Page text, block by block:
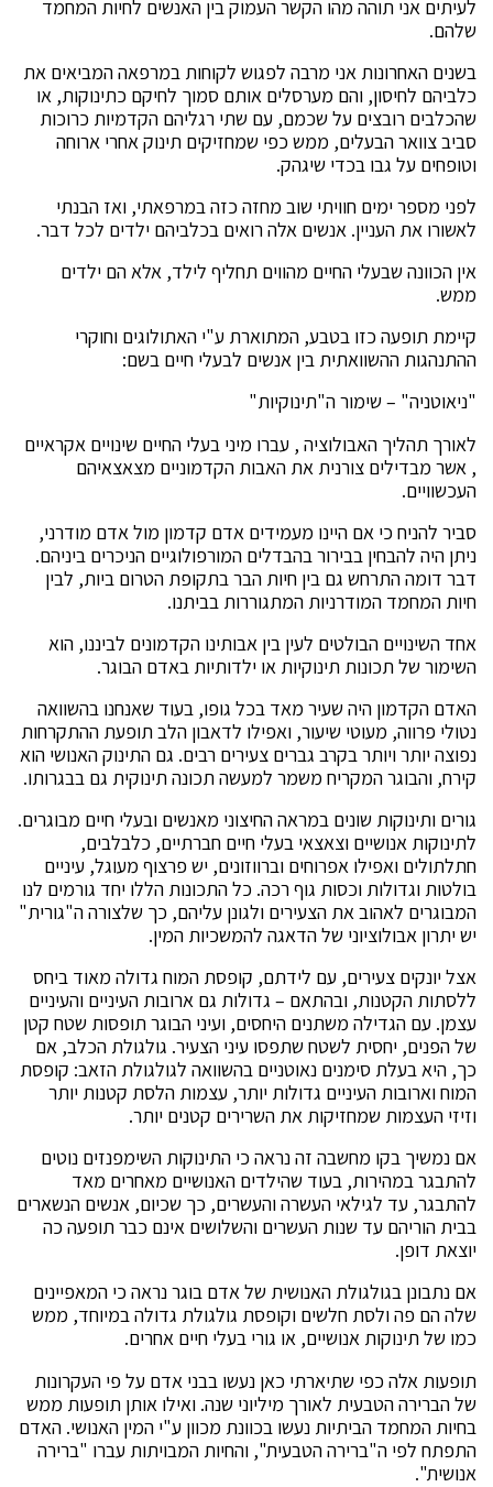
לעיתים אני תוהה מהו הקשר העמוק בין האנשים לחיות המחמד
שלהם.
בשנים האחרונות אני מרבה לפגוש לקוחות במרפאה המביאים את
כלביהם לחיסון, והם מערסלים אותם סמוך לחיקם כתינוקות, או
שהכלבים רובצים על שכמם, עם שתי רגליהם הקדמיות כרוכות
סביב צוואר הבעלים, ממש כפי שמחזיקים תינוק אחרי ארוחה
וטופחים על גבו בכדי שיגהק.
לפני מספר ימים חוויתי שוב מחזה כזה במרפאתי, ואז הבנתי
לאשורו את העניין. אנשים אלה רואים בכלביהם ילדים לכל דבר.
אין הכוונה שבעלי החיים מהווים תחליף לילד, אלא הם ילדים
ממש.
קיימת תופעה כזו בטבע, המתוארת ע"י האתולוגים וחוקרי
ההתנהגות ההשוואתית בין אנשים לבעלי חיים בשם:
"ניאוטניה" – שימור ה"תינוקיות"
לאורך תהליך האבולוציה , עברו מיני בעלי החיים שינויים אקראיים
, אשר מבדילים צורנית את האבות הקדמוניים מצאצאיהם
העכשוויים.
סביר להניח כי אם היינו מעמידים אדם קדמון מול אדם מודרני,
ניתן היה להבחין בבירור בהבדלים המורפולוגיים הניכרים ביניהם.
דבר דומה התרחש גם בין חיות הבר בתקופת הטרום ביות, לבין
חיות המחמד המודרניות המתגוררות בביתנו.
אחד השינויים הבולטים לעין בין אבותינו הקדמונים לביננו, הוא
השימור של תכונות תינוקיות או ילדותיות באדם הבוגר.
האדם הקדמון היה שעיר מאד בכל גופו, בעוד שאנחנו בהשוואה
נטולי פרווה, מעוטי שיעור, ואפילו לדאבון הלב תופעת ההתקרחות
נפוצה יותר ויותר בקרב גברים צעירים רבים. גם התינוק האנושי הוא
קירח, והבוגר המקריח משמר למעשה תכונה תינוקית גם בבגרותו.
גורים ותינוקות שונים במראה החיצוני מאנשים ובעלי חיים מבוגרים.
לתינוקות אנושיים וצאצאי בעלי חיים חברתיים, כלבלבים,
חתלתולים ואפילו אפרוחים וברווזונים, יש פרצוף מעוגל, עיניים
בולטות וגדולות וכסות גוף רכה. כל התכונות הללו יחד גורמים לנו
המבוגרים לאהוב את הצעירים ולגונן עליהם, כך שלצורה ה"גורית"
יש יתרון אבולוציוני של הדאגה להמשכיות המין.
אצל יונקים צעירים, עם לידתם, קופסת המוח גדולה מאוד ביחס
ללסתות הקטנות, ובהתאם – גדולות גם ארובות העיניים והעיניים
עצמן. עם הגדילה משתנים היחסים, ועיני הבוגר תופסות שטח קטן
של הפנים, יחסית לשטח שתפסו עיני הצעיר. גולגולת הכלב, אם
כך, היא בעלת סימנים נאוטניים בהשוואה לגולגולת הזאב: קופסת
המוח וארובות העיניים גדולות יותר, עצמות הלסת קטנות יותר
וזיזי העצמות שמחזיקות את השרירים קטנים יותר.
אם נמשיך בקו מחשבה זה נראה כי התינוקות השימפנזים נוטים
להתבגר במהירות, בעוד שהילדים האנושיים מאחרים מאד
להתבגר, עד לגילאי העשרה והעשרים, כך שכיום, אנשים הנשארים
בבית הוריהם עד שנות העשרים והשלושים אינם כבר תופעה כה
יוצאת דופן.
אם נתבונן בגולגולת האנושית של אדם בוגר נראה כי המאפיינים
שלה הם פה ולסת חלשים וקופסת גולגולת גדולה במיוחד, ממש
כמו של תינוקות אנושיים, או גורי בעלי חיים אחרים.
תופעות אלה כפי שתיארתי כאן נעשו בבני אדם על פי העקרונות
של הברירה הטבעית לאורך מיליוני שנה. ואילו אותן תופעות ממש
בחיות המחמד הביתיות נעשו בכוונת מכוון ע"י המין האנושי. האדם
התפתח לפי ה"ברירה הטבעית", והחיות המבויתות עברו "ברירה
אנושית".